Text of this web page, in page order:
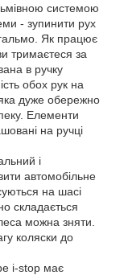
системою
- зупинити рух
Як працює
тримаєтеся за
в ручку
обох рук на
дуже обережно
Елементи
на ручці
і
автомобільне
на шасі
складається
можна зняти.
коляски до
i-stop має